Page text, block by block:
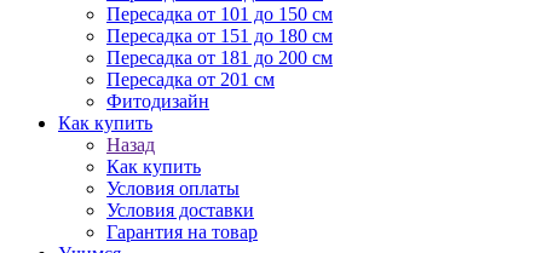
Пересадка от 101 до 150 см
Пересадка от 151 до 180 см
Пересадка от 181 до 200 см
Пересадка от 201 см
Фитодизайн
Как купить
Назад
Как купить
Условия оплаты
Условия доставки
Гарантия на товар